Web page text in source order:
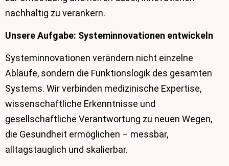
nachhaltig zu verankern.
Unsere Aufgabe: Systeminnovationen entwickeln
Systeminnovationen verändern nicht einzelne
Abläufe, sondern die Funktionslogik des gesamten
Systems. Wir verbinden medizinische Expertise,
wissenschaftliche Erkenntnisse und
gesellschaftliche Verantwortung zu neuen Wegen,
die Gesundheit ermöglichen – messbar,
alltagstauglich und skalierbar.